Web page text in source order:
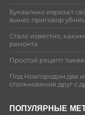
Буквально изрезал
вынес приговор
Стало известно,
ремонта
Простой рецепт
Под Новгородом две
столкновения друг с
ПОПУЛЯРНЫЕ